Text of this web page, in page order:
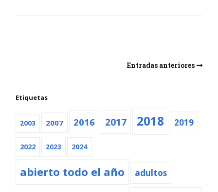
Entradas anteriores
Etiquetas
2003 2007 2016 2017 2018 2019
2022 2023 2024
abierto todo el año adultos